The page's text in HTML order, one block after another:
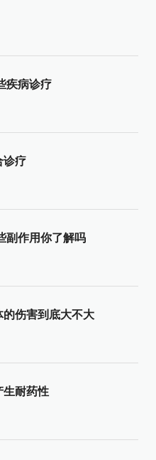
疾病诊疗
诊疗
副作用你了解吗
伤害到底大不大
生耐药性